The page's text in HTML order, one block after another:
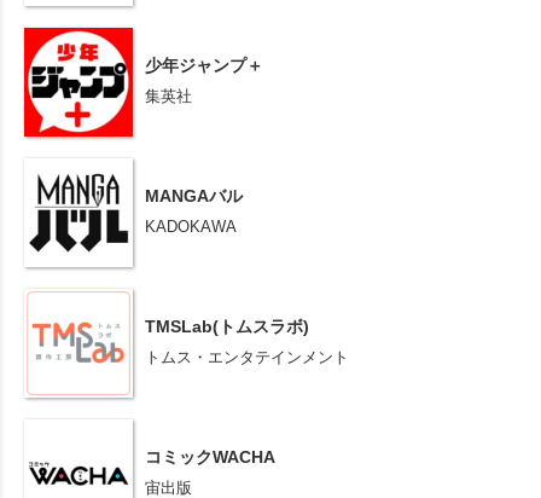
少年ジャンプ＋
集英社
MANGAバル
KADOKAWA
TMSLab(トムスラボ)
トムス・エンタテインメント
コミックWACHA
宙出版